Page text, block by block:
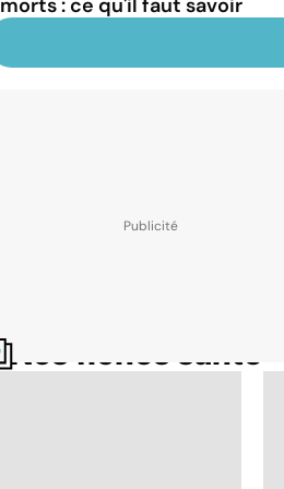
morts : ce qu'il faut savoir
Nos fiches santé